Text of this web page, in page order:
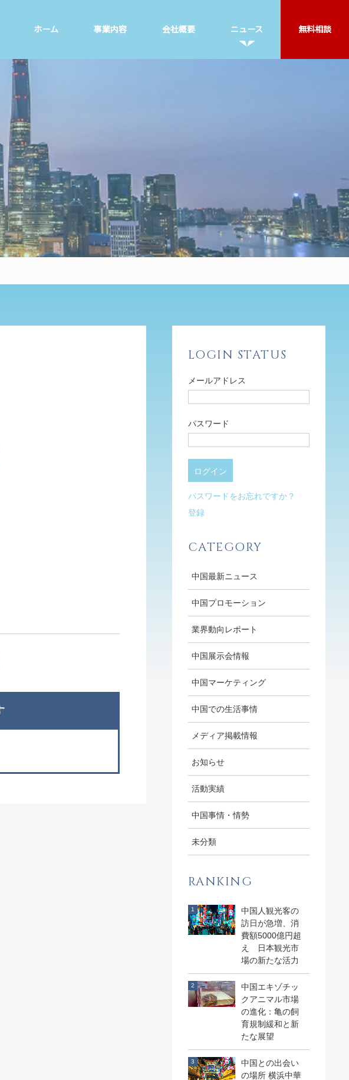
ホーム 事業内容 会社概要 ニュース 無料相談
LOGIN STATUS
メールアドレス
パスワード
パスワードをお忘れですか？
登録
CATEGORY
中国最新ニュース
中国プロモーション
業界動向レポート
中国展示会情報
中国マーケティング
中国での生活事情
メディア掲載情報
お知らせ
活動実績
中国事情・情勢
未分類
RANKING
中国人観光客の
訪日が急増、消
費額5000億円超
え 日本観光市
場の新たな活力
中国エキゾチッ
クアニマル市場
の進化：亀の飼
育規制緩和と新
たな展望
中国との出会い
の場所 横浜中華